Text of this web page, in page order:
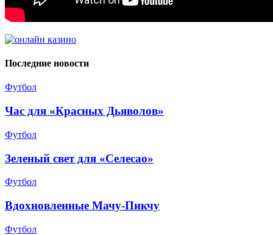
Последние новости
Футбол
Час для «Красных Дьяволов»
Футбол
Зеленый свет для «Селесао»
Футбол
Вдохновленные Мачу-Пикчу
Футбол